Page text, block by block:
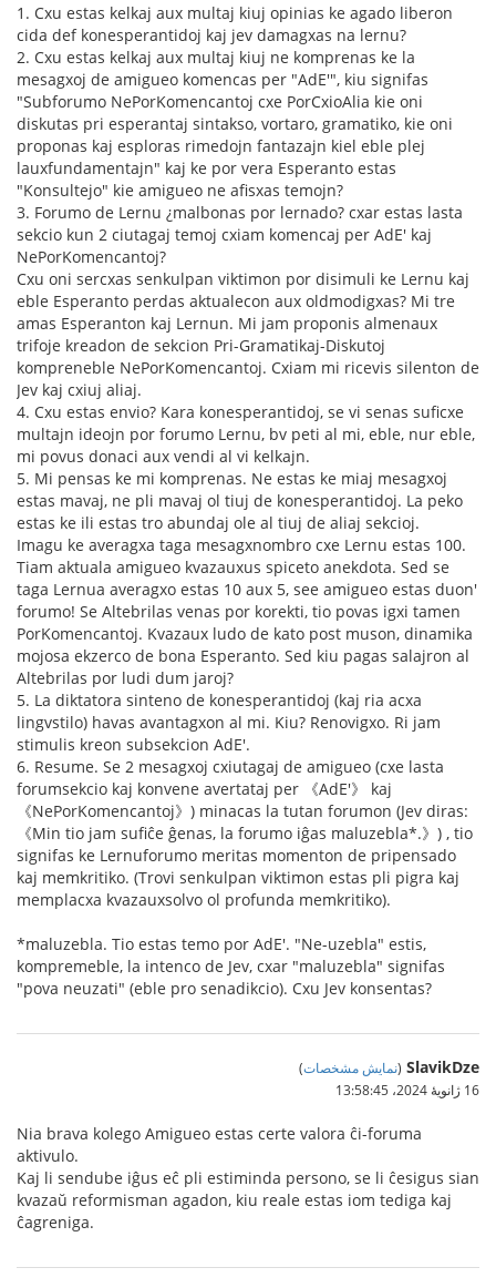
1. Cxu estas kelkaj aux multaj kiuj opinias ke agado liberon
cida def konesperantidoj kaj jev damagxas na lernu?
2. Cxu estas kelkaj aux multaj kiuj ne komprenas ke la
mesagxoj de amigueo komencas per "AdE'", kiu signifas
"Subforumo NePorKomencantoj cxe PorCxioAlia kie oni
diskutas pri esperantaj sintakso, vortaro, gramatiko, kie oni
proponas kaj esploras rimedojn fantazajn kiel eble plej
lauxfundamentajn" kaj ke por vera Esperanto estas
"Konsultejo" kie amigueo ne afisxas temojn?
3. Forumo de Lernu ¿malbonas por lernado? cxar estas lasta
sekcio kun 2 ciutagaj temoj cxiam komencaj per AdE' kaj
NePorKomencantoj?
Cxu oni sercxas senkulpan viktimon por disimuli ke Lernu kaj
eble Esperanto perdas aktualecon aux oldmodigxas? Mi tre
amas Esperanton kaj Lernun. Mi jam proponis almenaux
trifoje kreadon de sekcion Pri-Gramatikaj-Diskutoj
kompreneble NePorKomencantoj. Cxiam mi ricevis silenton de
Jev kaj cxiuj aliaj.
4. Cxu estas envio? Kara konesperantidoj, se vi senas suficxe
multajn ideojn por forumo Lernu, bv peti al mi, eble, nur eble,
mi povus donaci aux vendi al vi kelkajn.
5. Mi pensas ke mi komprenas. Ne estas ke miaj mesagxoj
estas mavaj, ne pli mavaj ol tiuj de konesperantidoj. La peko
estas ke ili estas tro abundaj ole al tiuj de aliaj sekcioj.
Imagu ke averagxa taga mesagxnombro cxe Lernu estas 100.
Tiam aktuala amigueo kvazauxus spiceto anekdota. Sed se
taga Lernua averagxo estas 10 aux 5, see amigueo estas duon'
forumo! Se Altebrilas venas por korekti, tio povas igxi tamen
PorKomencantoj. Kvazaux ludo de kato post muson, dinamika
mojosa ekzerco de bona Esperanto. Sed kiu pagas salajron al
Altebrilas por ludi dum jaroj?
5. La diktatora sinteno de konesperantidoj (kaj ria acxa
lingvstilo) havas avantagxon al mi. Kiu? Renovigxo. Ri jam
stimulis kreon subsekcion AdE'.
6. Resume. Se 2 mesagxoj cxiutagaj de amigueo (cxe lasta
forumsekcio kaj konvene avertataj per 《AdE'》 kaj
《NePorKomencantoj》) minacas la tutan forumon (Jev diras:
《Min tio jam sufiĉe ĝenas, la forumo iĝas maluzebla*.》) , tio
signifas ke Lernuforumo meritas momenton de pripensado
kaj memkritiko. (Trovi senkulpan viktimon estas pli pigra kaj
memplacxa kvazauxsolvo ol profunda memkritiko).
*maluzebla. Tio estas temo por AdE'. "Ne-uzebla" estis,
kompremeble, la intenco de Jev, cxar "maluzebla" signifas
"pova neuzati" (eble pro senadikcio). Cxu Jev konsentas?
SlavikDze
(نمایش مشخصات)
16 ژانویهٔ 2024،‏ 13:58:45
Nia brava kolego Amigueo estas certe valora ĉi-foruma
aktivulo.
Kaj li sendube iĝus eĉ pli estiminda persono, se li ĉesigus sian
kvazaŭ reformisman agadon, kiu reale estas iom tediga kaj
ĉagreniga.